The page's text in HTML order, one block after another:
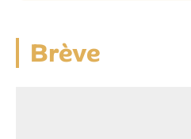
Brève